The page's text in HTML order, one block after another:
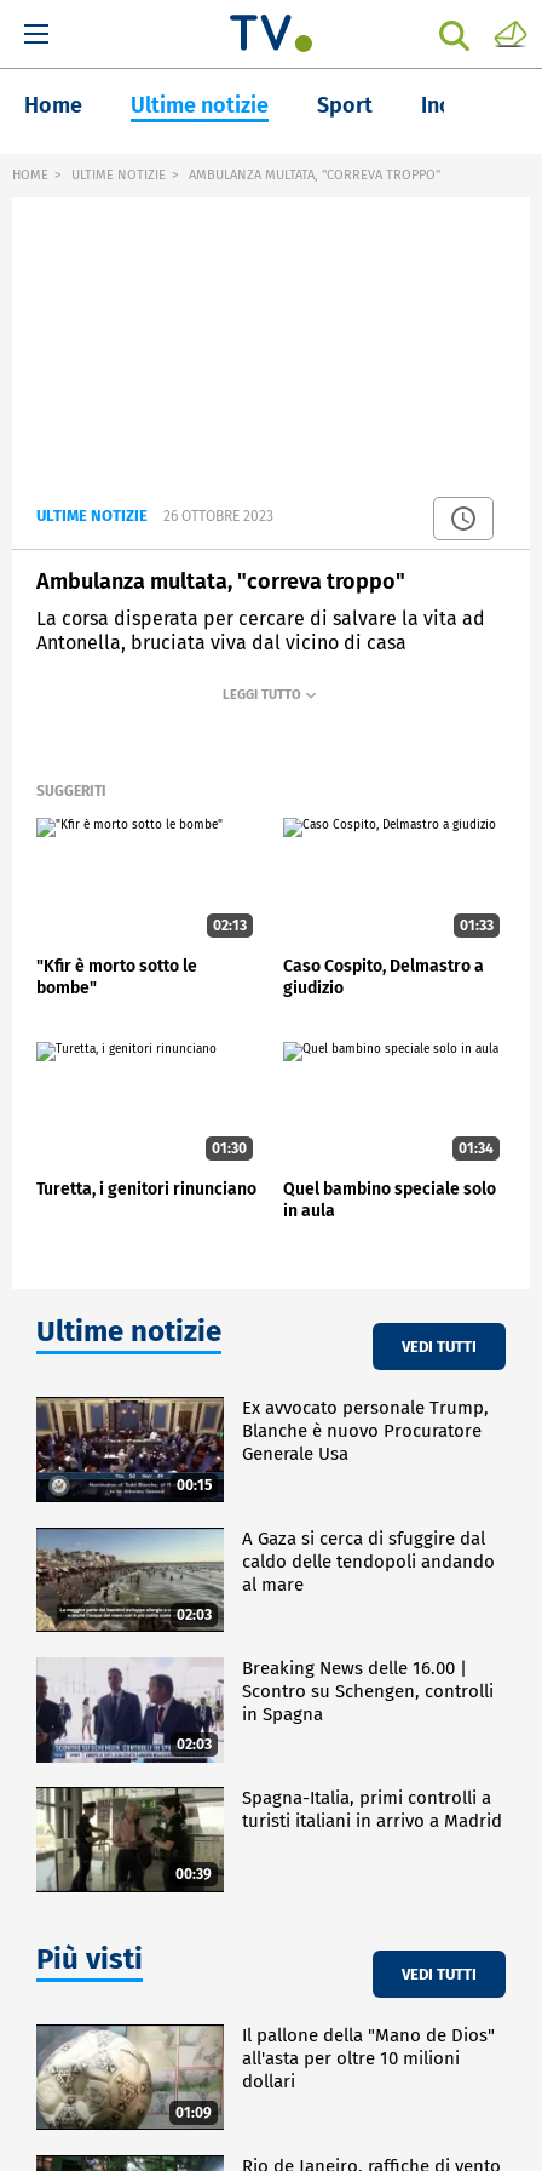
Home Ultime notizie Sport Inchieste
HOME ULTIME NOTIZIE AMBULANZA MULTATA, "CORREVA TROPPO"
ULTIME NOTIZIE 26 OTTOBRE 2023
Ambulanza multata, "correva troppo"
La corsa disperata per cercare di salvare la vita ad
Antonella, bruciata viva dal vicino di casa
STUDIOAPERTO
SUGGERITI
02:13
"Kfir è morto sotto le
bombe"
01:33
Caso Cospito, Delmastro a
giudizio
01:30
Turetta, i genitori rinunciano
01:34
Quel bambino speciale solo
in aula
Ultime notizie VEDI TUTTI
00:15
Ex avvocato personale Trump,
Blanche è nuovo Procuratore
Generale Usa
02:03
A Gaza si cerca di sfuggire dal
caldo delle tendopoli andando
al mare
02:03
Breaking News delle 16.00 |
Scontro su Schengen, controlli
in Spagna
00:39
Spagna-Italia, primi controlli a
turisti italiani in arrivo a Madrid
Più visti VEDI TUTTI
01:09
Il pallone della "Mano de Dios"
all'asta per oltre 10 milioni
dollari
Rio de Janeiro, raffiche di vento